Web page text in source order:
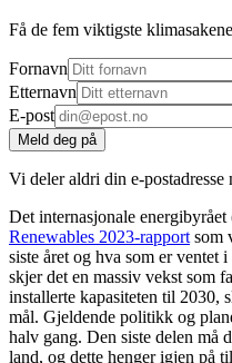
Få de fem viktigste
Fornavn
Etternavn
E-post
Meld deg på
Vi deler aldri din e-postadresse
Det internasjonale
Renewables 2023-rapport som
siste året og hva som er ventet
skjer det en massiv vekst som
installerte kapasiteten til 2030,
mål. Gjeldende politikk og
halv gang. Den siste delen må
land, og dette henger igjen på